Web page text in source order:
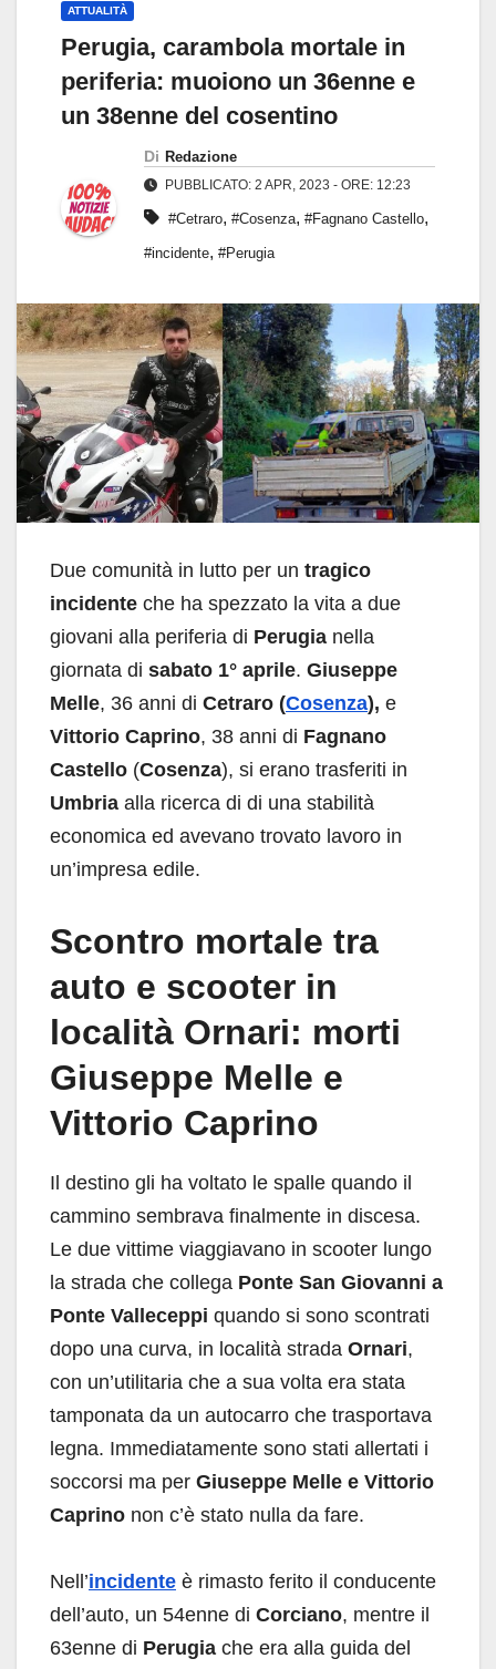
ATTUALITÀ
Perugia, carambola mortale in
periferia: muoiono un 36enne e
un 38enne del cosentino
Di Redazione
PUBBLICATO: 2 APR, 2023 - ORE: 12:23
#Cetraro, #Cosenza, #Fagnano Castello,
#incidente, #Perugia
Due comunità in lutto per un tragico
incidente che ha spezzato la vita a due
giovani alla periferia di Perugia nella
giornata di sabato 1° aprile. Giuseppe
Melle, 36 anni di Cetraro (Cosenza), e
Vittorio Caprino, 38 anni di Fagnano
Castello (Cosenza), si erano trasferiti in
Umbria alla ricerca di di una stabilità
economica ed avevano trovato lavoro in
un’impresa edile.
Scontro mortale tra
auto e scooter in
località Ornari: morti
Giuseppe Melle e
Vittorio Caprino
Il destino gli ha voltato le spalle quando il
cammino sembrava finalmente in discesa.
Le due vittime viaggiavano in scooter lungo
la strada che collega Ponte San Giovanni a
Ponte Valleceppi quando si sono scontrati
dopo una curva, in località strada Ornari,
con un’utilitaria che a sua volta era stata
tamponata da un autocarro che trasportava
legna. Immediatamente sono stati allertati i
soccorsi ma per Giuseppe Melle e Vittorio
Caprino non c’è stato nulla da fare.
Nell’incidente è rimasto ferito il conducente
dell’auto, un 54enne di Corciano, mentre il
63enne di Perugia che era alla guida del